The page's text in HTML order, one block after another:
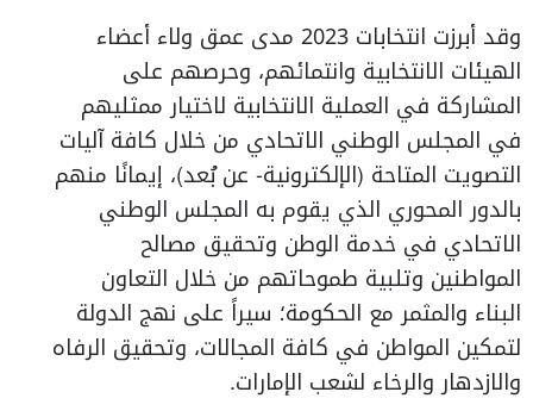
وقد أبرزت انتخابات 2023 مدى عمق ولاء أعضاء
الهيئات الانتخابية وانتمائهم، وحرصهم على
المشاركة في العملية الانتخابية لاختيار ممثليهم
في المجلس الوطني الاتحادي من خلال كافة آليات
التصويت المتاحة (الإلكترونية- عن بُعد)، إيمانًا منهم
بالدور المحوري الذي يقوم به المجلس الوطني
الاتحادي في خدمة الوطن وتحقيق مصالح
المواطنين وتلبية طموحاتهم من خلال التعاون
البناء والمثمر مع الحكومة؛ سيراً على نهج الدولة
لتمكين المواطن في كافة المجالات، وتحقيق الرفاه
والازدهار والرخاء لشعب الإمارات.